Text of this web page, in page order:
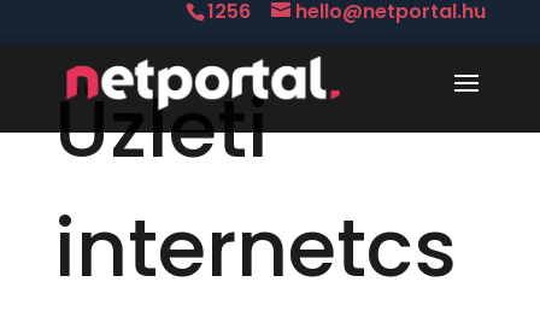
1256 hello@netportal.hu
Üzleti
internetcs